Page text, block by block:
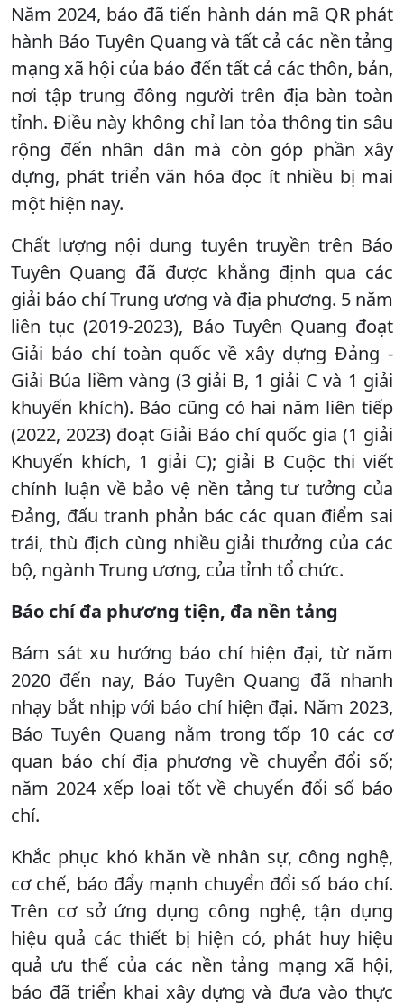
Năm 2024, báo đã tiến hành dán mã QR phát
hành Báo Tuyên Quang và tất cả các nền tảng
mạng xã hội của báo đến tất cả các thôn, bản,
nơi tập trung đông người trên địa bàn toàn
tỉnh. Điều này không chỉ lan tỏa thông tin sâu
rộng đến nhân dân mà còn góp phần xây
dựng, phát triển văn hóa đọc ít nhiều bị mai
một hiện nay.
Chất lượng nội dung tuyên truyền trên Báo
Tuyên Quang đã được khẳng định qua các
giải báo chí Trung ương và địa phương. 5 năm
liên tục (2019-2023), Báo Tuyên Quang đoạt
Giải báo chí toàn quốc về xây dựng Đảng -
Giải Búa liềm vàng (3 giải B, 1 giải C và 1 giải
khuyến khích). Báo cũng có hai năm liên tiếp
(2022, 2023) đoạt Giải Báo chí quốc gia (1 giải
Khuyến khích, 1 giải C); giải B Cuộc thi viết
chính luận về bảo vệ nền tảng tư tưởng của
Đảng, đấu tranh phản bác các quan điểm sai
trái, thù địch cùng nhiều giải thưởng của các
bộ, ngành Trung ương, của tỉnh tổ chức.
Báo chí đa phương tiện, đa nền tảng
Bám sát xu hướng báo chí hiện đại, từ năm
2020 đến nay, Báo Tuyên Quang đã nhanh
nhạy bắt nhịp với báo chí hiện đại. Năm 2023,
Báo Tuyên Quang nằm trong tốp 10 các cơ
quan báo chí địa phương về chuyển đổi số;
năm 2024 xếp loại tốt về chuyển đổi số báo
chí.
Khắc phục khó khăn về nhân sự, công nghệ,
cơ chế, báo đẩy mạnh chuyển đổi số báo chí.
Trên cơ sở ứng dụng công nghệ, tận dụng
hiệu quả các thiết bị hiện có, phát huy hiệu
quả ưu thế của các nền tảng mạng xã hội,
báo đã triển khai xây dựng và đưa vào thực